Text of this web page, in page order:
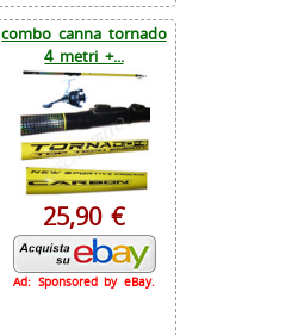
combo canna tornado
4 metri +...
25,90 €
Ad: Sponsored by eBay.